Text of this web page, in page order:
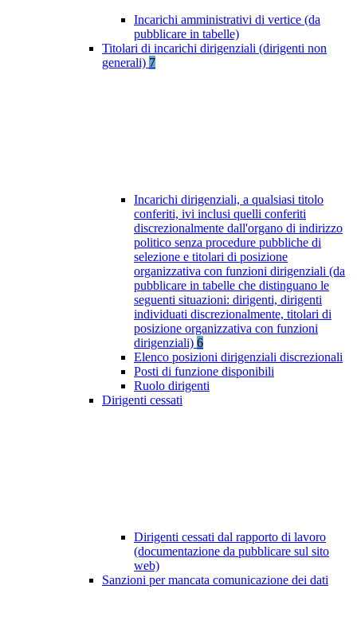
Incarichi amministrativi di vertice (da
pubblicare in tabelle)
Titolari di incarichi dirigenziali (dirigenti non
generali) 7
Incarichi dirigenziali, a qualsiasi titolo
conferiti, ivi inclusi quelli conferiti
discrezionalmente dall'organo di indirizzo
politico senza procedure pubbliche di
selezione e titolari di posizione
organizzativa con funzioni dirigenziali (da
pubblicare in tabelle che distinguano le
seguenti situazioni: dirigenti, dirigenti
individuati discrezionalmente, titolari di
posizione organizzativa con funzioni
dirigenziali) 6
Elenco posizioni dirigenziali discrezionali
Posti di funzione disponibili
Ruolo dirigenti
Dirigenti cessati
Dirigenti cessati dal rapporto di lavoro
(documentazione da pubblicare sul sito
web)
Sanzioni per mancata comunicazione dei dati